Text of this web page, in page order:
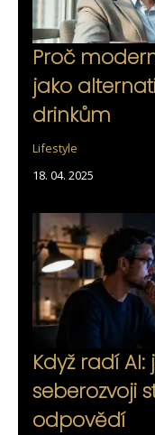
Proč
jako
drinkům
Lifestyle
18. 04. 2025
Když radí
seberozvoji
odpovědí